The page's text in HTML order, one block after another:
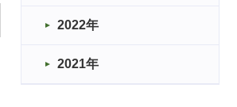
2022年
2021年